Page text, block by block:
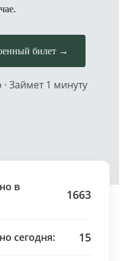
билет →
· Займет 1 минуту
в
1663
сегодня: 15